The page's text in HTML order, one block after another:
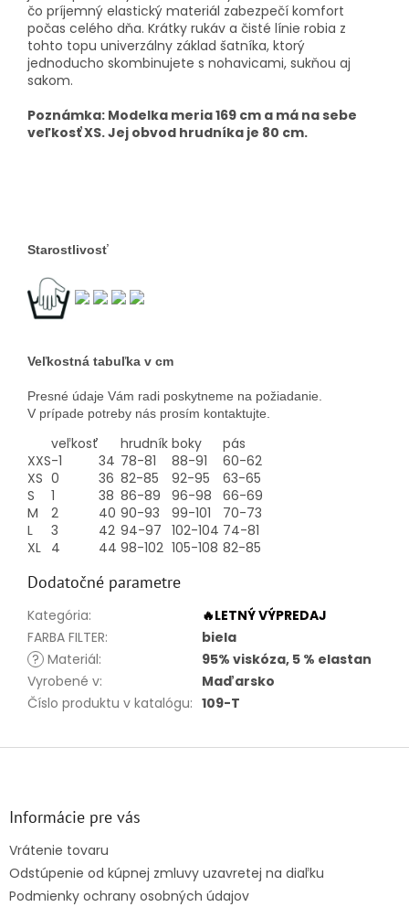
čo príjemný elastický materiál zabezpečí komfort
počas celého dňa. Krátky rukáv a čisté línie robia z
tohto topu univerzálny základ šatníka, ktorý
jednoducho skombinujete s nohavicami, sukňou aj
sakom.
Poznámka: Modelka meria 169 cm a má na sebe
veľkosť XS. Jej obvod hrudníka je 80 cm.
Starostlivosť
Veľkostná tabuľka v cm
Presné údaje Vám radi poskytneme na požiadanie.
V prípade potreby nás prosím kontaktujte.
veľkosť hrudník boky
pás
XXS-1 34 78-81 88-91
60-62
XS 0 36 82-85 92-95
63-65
S
1 38 86-89 96-98
66-69
M
2 40 90-93 99-101
70-73
L
3 42 94-97 102-104 74-81
XL 4 44 98-102 105-108 82-85
Dodatočné parametre
Kategória:
🔥LETNÝ VÝPREDAJ
FARBA FILTER:
biela
? Materiál:
95% viskóza, 5 % elastan
Vyrobené v:
Maďarsko
Číslo produktu v katalógu: 109-T
Z
Informácie pre vás
Vrátenie tovaru
Odstúpenie od kúpnej zmluvy uzavretej na diaľku
Podmienky ochrany osobných údajov